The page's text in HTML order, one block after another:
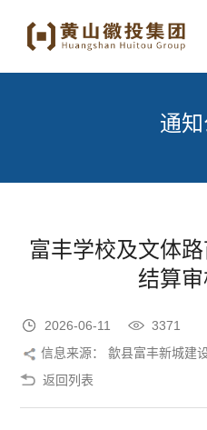
通
富丰学校及文体
结算
2026-06-11
3371
信息来源： 歙县富丰新城建
返回列表